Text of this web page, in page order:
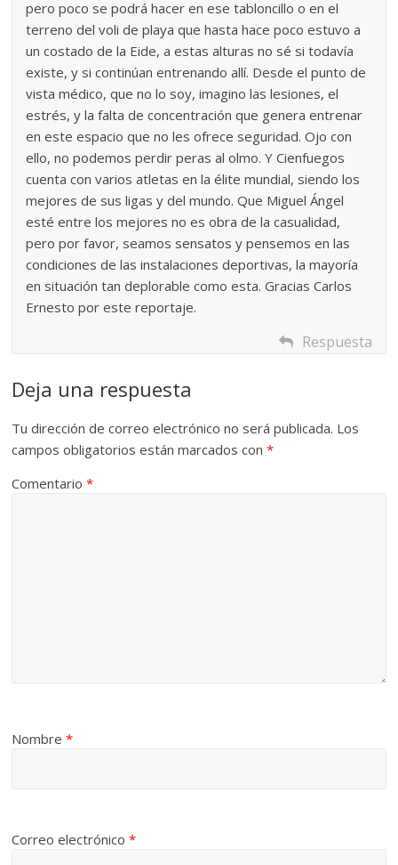
pero poco se podrá hacer en ese tabloncillo o en el
terreno del voli de playa que hasta hace poco estuvo a
un costado de la Eide, a estas alturas no sé si todavía
existe, y si continúan entrenando allí. Desde el punto de
vista médico, que no lo soy, imagino las lesiones, el
estrés, y la falta de concentración que genera entrenar
en este espacio que no les ofrece seguridad. Ojo con
ello, no podemos perdir peras al olmo. Y Cienfuegos
cuenta con varios atletas en la élite mundial, siendo los
mejores de sus ligas y del mundo. Que Miguel Ángel
esté entre los mejores no es obra de la casualidad,
pero por favor, seamos sensatos y pensemos en las
condiciones de las instalaciones deportivas, la mayoría
en situación tan deplorable como esta. Gracias Carlos
Ernesto por este reportaje.
Respuesta
Deja una respuesta
Tu dirección de correo electrónico no será publicada. Los
campos obligatorios están marcados con*
Comentario*
Nombre*
Correo electrónico*